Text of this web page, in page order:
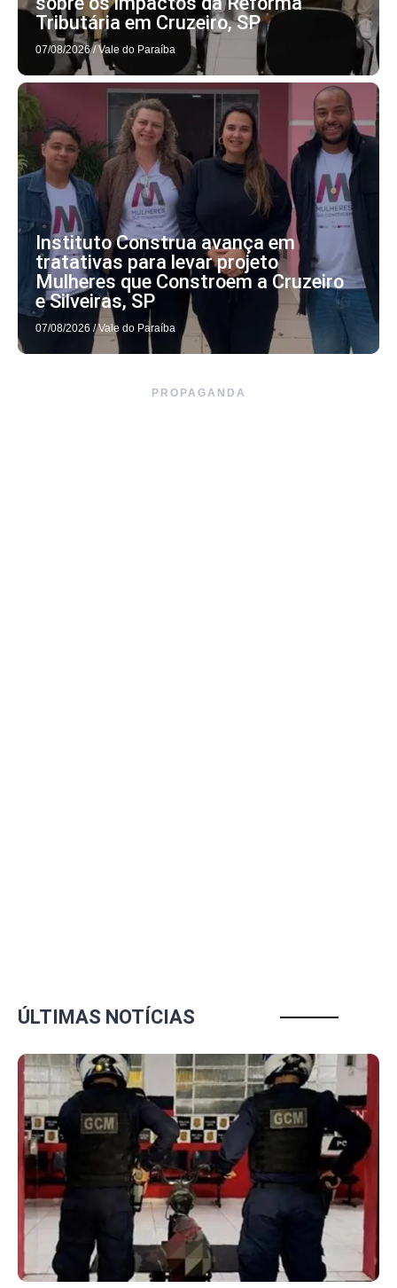
Tributária em Cruzeiro, SP
07/08/2026 / Vale do Paraíba
Instituto Construa avança em
tratativas para levar projeto
Mulheres que Constroem a Cruzeiro
e Silveiras, SP
07/08/2026 / Vale do Paraíba
PROPAGANDA
ÚLTIMAS NOTÍCIAS